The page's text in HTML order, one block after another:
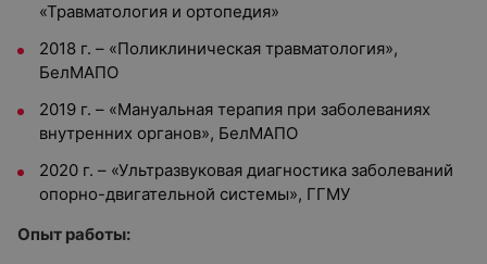
«Травматология и ортопедия»
2018 г. – «Поликлиническая травматология»,
БелМАПО
2019 г. – «Мануальная терапия при заболеваниях
внутренних органов», БелМАПО
2020 г. – «Ультразвуковая диагностика заболеваний
опорно-двигательной системы», ГГМУ
Опыт работы: